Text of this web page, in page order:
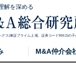
解を深める
ス(東証プライム上場、証券コード9552)の子
M&A仲介会